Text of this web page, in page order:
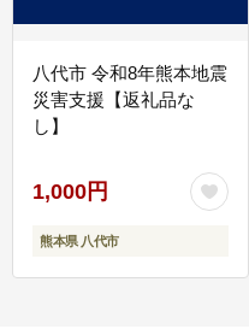
八代市 令和8年熊本地震
災害支援【返礼品な
し】
1,000円
熊本県 八代市